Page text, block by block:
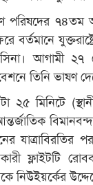
পরিষদের ৭৪তম
আগামী
তিনি ভাষণ
২৫ মিনিটে
যাত্রাবিরতির পর
ফ্লাইটটি
নিউইয়র্কের